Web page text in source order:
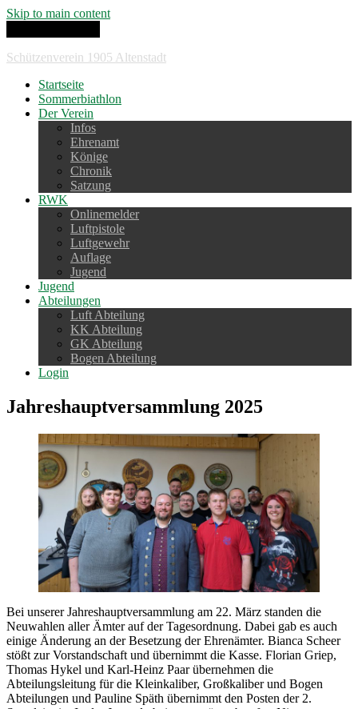
Skip to main content
Schützenverein 1905 Altenstadt
Startseite
Sommerbiathlon
Der Verein
Infos
Ehrenamt
Könige
Chronik
Satzung
RWK
Onlinemelder
Luftpistole
Luftgewehr
Auflage
Jugend
Jugend
Abteilungen
Luft Abteilung
KK Abteilung
GK Abteilung
Bogen Abteilung
Login
Jahreshauptversammlung 2025
Bei unserer Jahreshauptversammlung am 22. März standen die
Neuwahlen aller Ämter auf der Tagesordnung. Dabei gab es auch
einige Änderung an der Besetzung der Ehrenämter. Bianca Scheer
stößt zur Vorstandschaft und übernimmt die Kasse. Florian Griep,
Thomas Hykel und Karl-Heinz Paar übernehmen die
Abteilungsleitung für die Kleinkaliber, Großkaliber und Bogen
Abteilungen und Pauline Späth übernimmt den Posten der 2.